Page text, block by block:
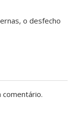
o desfecho
comentário.